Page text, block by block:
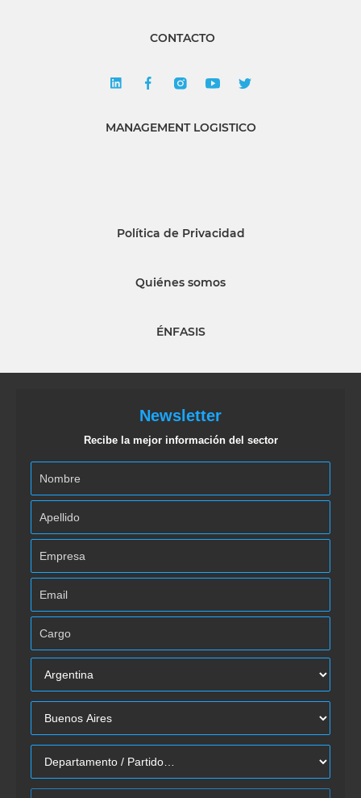
CONTACTO
MANAGEMENT LOGISTICO
Política de Privacidad
Quiénes somos
ÉNFASIS
Newsletter
Recibe la mejor información del sector